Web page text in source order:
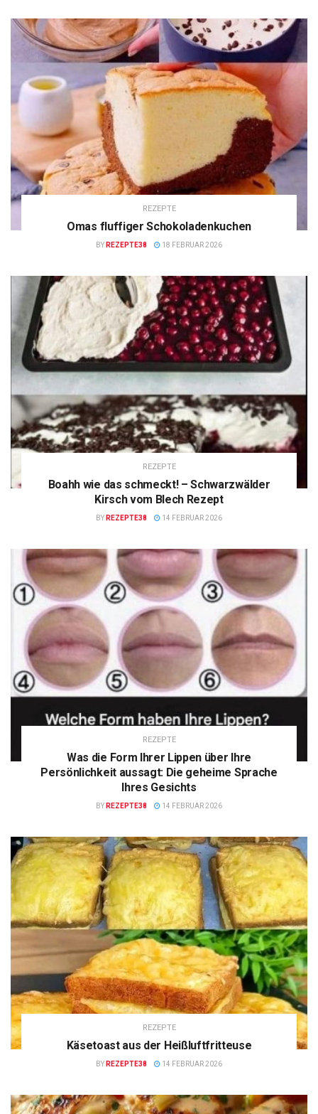
REZEPTE
Omas fluffiger Schokoladenkuchen
BY REZEPTE38 18 FEBRUAR 2026
REZEPTE
Boahh wie das schmeckt! – Schwarzwälder
Kirsch vom Blech Rezept
BY REZEPTE38 14 FEBRUAR 2026
REZEPTE
Was die Form Ihrer Lippen über Ihre
Persönlichkeit aussagt: Die geheime Sprache
Ihres Gesichts
BY REZEPTE38 14 FEBRUAR 2026
REZEPTE
Käsetoast aus der Heißluftfritteuse
BY REZEPTE38 14 FEBRUAR 2026